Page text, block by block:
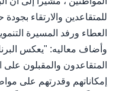
للمتقاعدين والارتقاء
العطاء ورفد المسيرة
وأضاف معاليه: "يعكس
المتقاعدون والمقبلون على
إمكاناتهم وقدرتهم على